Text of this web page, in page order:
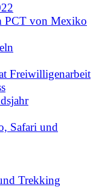
PCT von Mexiko
Freiwilligenarbeit
Safari und
Trekking